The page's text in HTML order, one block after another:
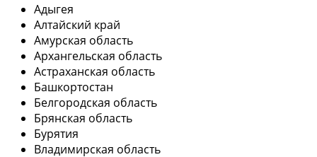
Адыгея
Алтайский край
Амурская область
Архангельская область
Астраханская область
Башкортостан
Белгородская область
Брянская область
Бурятия
Владимирская область